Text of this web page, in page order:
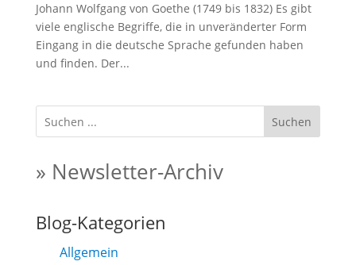
Johann Wolfgang von Goethe (1749 bis 1832) Es gibt
viele englische Begriffe, die in unveränderter Form
Eingang in die deutsche Sprache gefunden haben
und finden. Der...
Suchen
» Newsletter-Archiv
Blog-Kategorien
Allgemein